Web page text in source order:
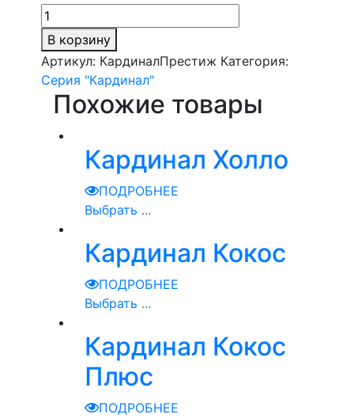
В корзину
Артикул: КардиналПрестиж Категория:
Серия "Кардинал"
Похожие товары
Кардинал Холло
ПОДРОБНЕЕ
Выбрать ...
Кардинал Кокос
ПОДРОБНЕЕ
Выбрать ...
Кардинал Кокос
Плюс
ПОДРОБНЕЕ